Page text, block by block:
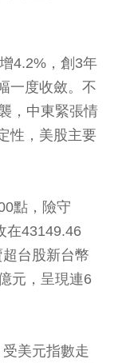
4.2%，創3年
一度收斂。不
，中東緊張情
性，美股主要
點，險守
在43149.46
台股新台幣
元，呈現連6
美元指數走